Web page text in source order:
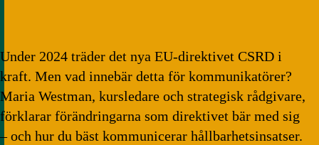
Under 2024 träder det nya EU-direktivet CSRD i
kraft. Men vad innebär detta för kommunikatörer?
Maria Westman, kursledare och strategisk rådgivare,
förklarar förändringarna som direktivet bär med sig
– och hur du bäst kommunicerar hållbarhetsinsatser.